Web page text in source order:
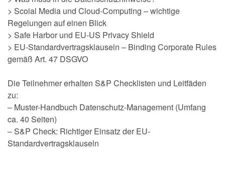
> Scoial Media und Cloud-Computing – wichtige
Regelungen auf einen Blick
> Safe Harbor und EU-US Privacy Shield
> EU-Standardvertragsklauseln – Binding Corporate Rules
gemäß Art. 47 DSGVO
Die Teilnehmer erhalten S&P Checklisten und Leitfäden
zu:
– Muster-Handbuch Datenschutz-Management (Umfang
ca. 40 Seiten)
– S&P Check: Richtiger Einsatz der EU-
Standardvertragsklauseln